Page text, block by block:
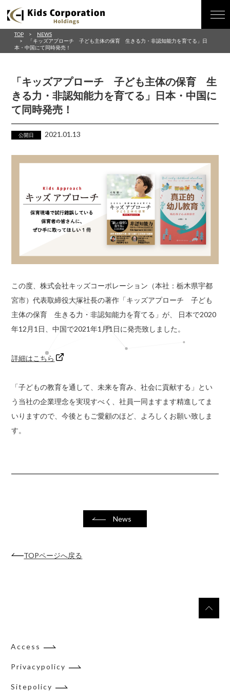
TOP
NEWS
「キッズアプローチ 子ども主体の保育 生きる力・非認知能力を育てる」日
本・中国にて同時発売！
「キッズアプローチ 子ども主体の保育 生
きる力・非認知能力を育てる」日本・中国に
て同時発売！
公開日 2021.01.13
この度、株式会社キッズコーポレーション（本社：栃木県宇都
宮市）代表取締役大塚社長の著作「キッズアプローチ 子ども
主体の保育 生きる力・非認知能力を育てる」が、 日本で2020
年12月1日、中国で2021年1月1日に発売致しました。
詳細はこちら
「子どもの教育を通して、未来を育み、社会に貢献する」とい
う当社の企業理念を実現すべく、社員一同ますます精進してま
いりますので、今後ともご愛顧のほど、よろしくお願い致しま
す。
News
TOPページへ戻る
Access
Privacypolicy
Sitepolicy